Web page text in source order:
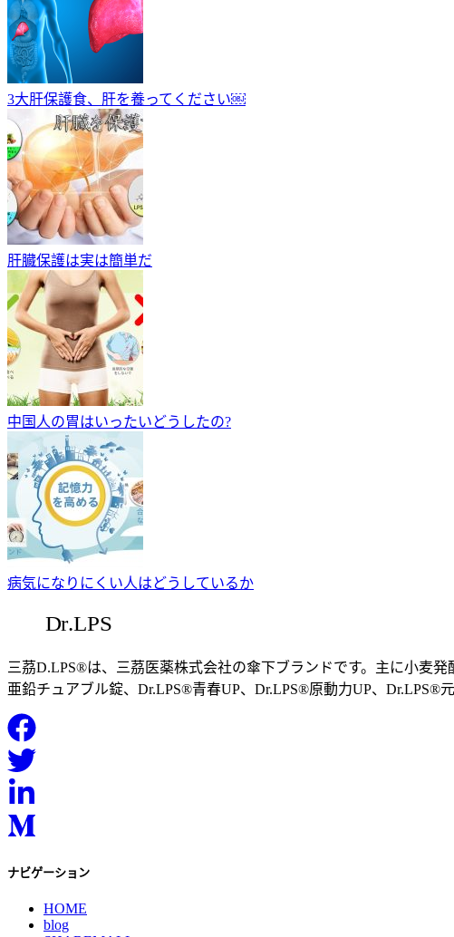
3大肝保護食、肝を養ってください￼
肝臓保護は実は簡単だ
中国人の胃はいったいどうしたの?
病気になりにくい人はどうしているか
三茘D.LPS®は、三茘医薬株式会社の傘下ブランドです。主に小麦
亜鉛チュアブル錠、Dr.LPS®青春UP、Dr.LPS®原動力UP、Dr.LPS®元
ナビゲーション
HOME
blog